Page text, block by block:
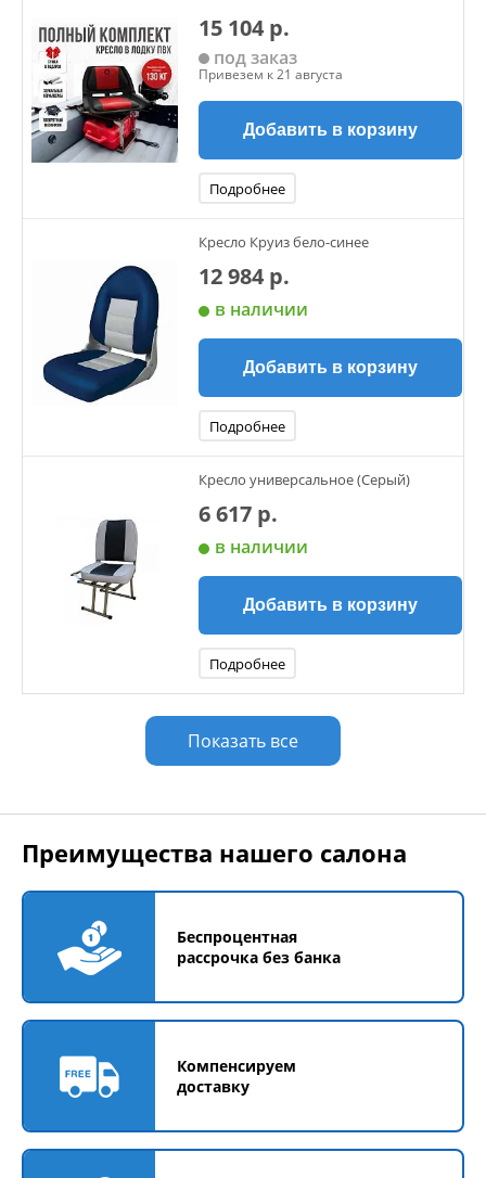
Материал корпуса: коррозионно-стойкий алюминий
Материал накладок: морской винил, мелкопористый
поролон
Габариты, мм: 410*360*470
Цвет: синий
15 104 р.
под заказ
Привезем к 21 августа
Добавить в корзину
Подробнее
Кресло Круиз бело-синее
12 984 р.
в наличии
Добавить в корзину
Подробнее
Кресло универсальное (Серый)
6 617 р.
в наличии
Добавить в корзину
Подробнее
Показать все
Преимущества нашего салона
Беспроцентная
рассрочка без банка
Компенсируем
доставку